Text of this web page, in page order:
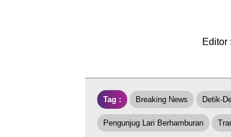
Editor
Tag : Breaking News Detik-
Pengunjug Lari Berhamburan